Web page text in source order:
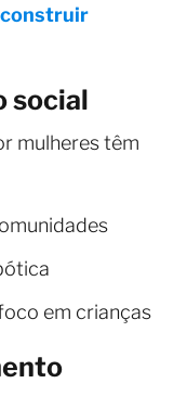
construir
social
mulheres têm
em crianças